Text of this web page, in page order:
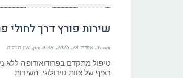
שירות פורץ דרך לחולי
Ycom אפריל 28, 2026 9:38 pm אין תגובות
טיפול מתקדם בפרודואודופה ללא
רציף של צוות נוירולוגי. השירות